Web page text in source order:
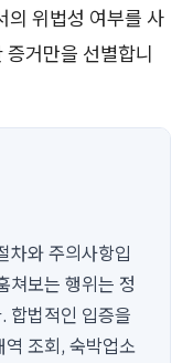
의 위법성 여부를 사
거만을 선별합니
차와 주의사항입
쳐보는 행위는 정
합법적인 입증을
조회, 숙박업소